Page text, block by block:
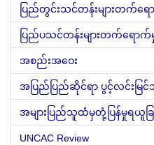
ပြည်တွင်းသင်တန်းများတက်ရေ
ပြည်ပသင်တန်းများတက်ရောက်
အစည်းအဝေး
အပြည်ပြည်ဆိုင်ရာ ပွင့်လင်းမြင်
အများပြည်သူထံမှတုံ့ပြန်မှုရယူ
UNCAC Review